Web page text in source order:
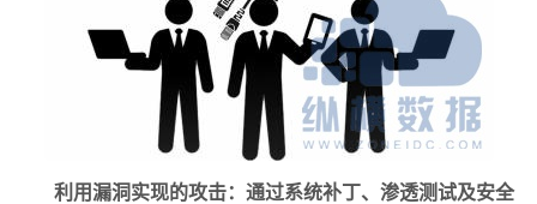
利用漏洞实现的攻击：通过系统补丁、渗透测试及安全